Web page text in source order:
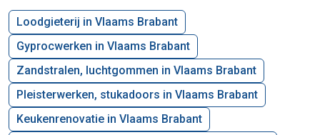
Loodgieterij in Vlaams Brabant
Gyprocwerken in Vlaams Brabant
Zandstralen, luchtgommen in Vlaams Brabant
Pleisterwerken, stukadoors in Vlaams Brabant
Keukenrenovatie in Vlaams Brabant